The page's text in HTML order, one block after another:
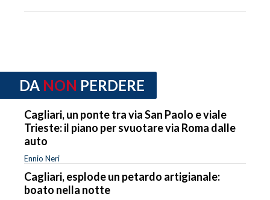
DA NON PERDERE
Cagliari, un ponte tra via San Paolo e viale
Trieste: il piano per svuotare via Roma dalle
auto
Ennio Neri
Cagliari, esplode un petardo artigianale:
boato nella notte